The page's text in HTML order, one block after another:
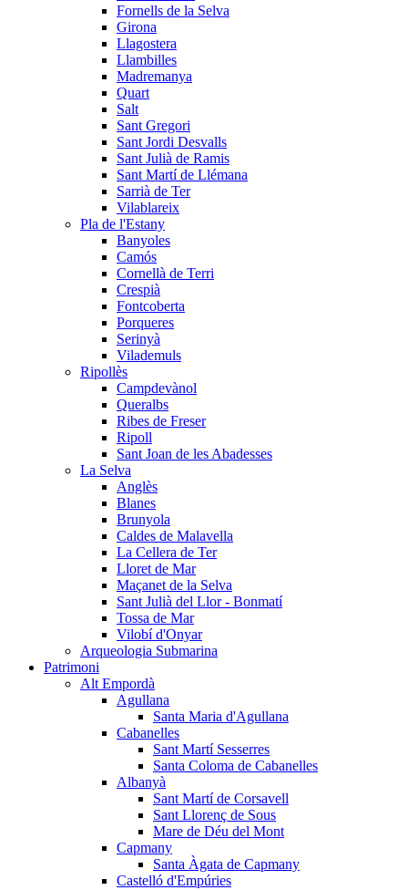
Fornells de la Selva
Girona
Llagostera
Llambilles
Madremanya
Quart
Salt
Sant Gregori
Sant Jordi Desvalls
Sant Julià de Ramis
Sant Martí de Llémana
Sarrià de Ter
Vilablareix
Pla de l'Estany
Banyoles
Camós
Cornellà de Terri
Crespià
Fontcoberta
Porqueres
Serinyà
Vilademuls
Ripollès
Campdevànol
Queralbs
Ribes de Freser
Ripoll
Sant Joan de les Abadesses
La Selva
Anglès
Blanes
Brunyola
Caldes de Malavella
La Cellera de Ter
Lloret de Mar
Maçanet de la Selva
Sant Julià del Llor - Bonmatí
Tossa de Mar
Vilobí d'Onyar
Arqueologia Submarina
Patrimoni
Alt Empordà
Agullana
Santa Maria d'Agullana
Cabanelles
Sant Martí Sesserres
Santa Coloma de Cabanelles
Albanyà
Sant Martí de Corsavell
Sant Llorenç de Sous
Mare de Déu del Mont
Capmany
Santa Àgata de Capmany
Castelló d'Empúries